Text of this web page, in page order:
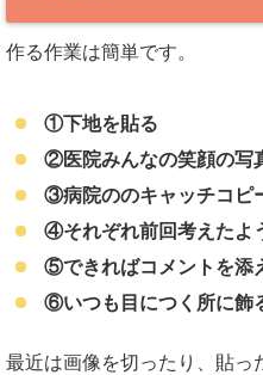
作る作業は簡単です。
①下地を貼る
②医院みんなの笑顔の写
③病院ののキャッチコピ
④それぞれ前回考えたよ
⑤できればコメントを添
⑥いつも目につく所に飾
最近は画像を切ったり、貼っ